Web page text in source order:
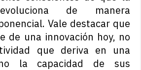
de manera
Vale destacar que
de una innovación hoy, no
que deriva en una
la capacidad de sus